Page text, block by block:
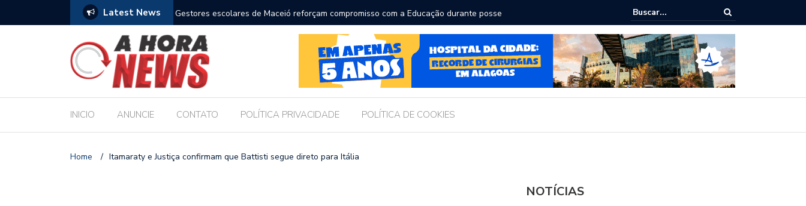
Latest News
com a Educação durante posse Bolsonaro pede ao STF para receber os filhos no Dia dos Pais
Câmara dialoga com UFAL e Faculdade de Coimbra sobre parcerias para
Legislativo
INICIO ANUNCIE CONTATO POLÍTICA PRIVACIDADE POLÍTICA DE COOKIES
Home / Itamaraty e Justiça confirmam que Battisti segue direto para Itália
NOTÍCIAS